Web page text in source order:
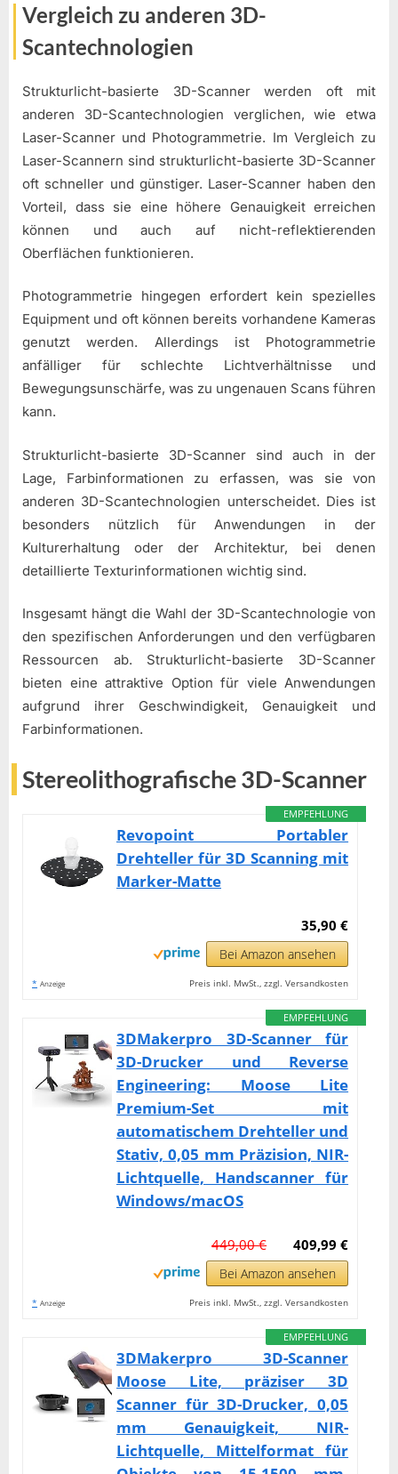
Vergleich zu anderen 3D-
Scantechnologien
Strukturlicht-basierte 3D-Scanner werden oft mit
anderen 3D-Scantechnologien verglichen, wie etwa
Laser-Scanner und Photogrammetrie. Im Vergleich zu
Laser-Scannern sind strukturlicht-basierte 3D-Scanner
oft schneller und günstiger. Laser-Scanner haben den
Vorteil, dass sie eine höhere Genauigkeit erreichen
können und auch auf nicht-reflektierenden
Oberflächen funktionieren.
Photogrammetrie hingegen erfordert kein spezielles
Equipment und oft können bereits vorhandene Kameras
genutzt werden. Allerdings ist Photogrammetrie
anfälliger für schlechte Lichtverhältnisse und
Bewegungsunschärfe, was zu ungenauen Scans führen
kann.
Strukturlicht-basierte 3D-Scanner sind auch in der
Lage, Farbinformationen zu erfassen, was sie von
anderen 3D-Scantechnologien unterscheidet. Dies ist
besonders nützlich für Anwendungen in der
Kulturerhaltung oder der Architektur, bei denen
detaillierte Texturinformationen wichtig sind.
Insgesamt hängt die Wahl der 3D-Scantechnologie von
den spezifischen Anforderungen und den verfügbaren
Ressourcen ab. Strukturlicht-basierte 3D-Scanner
bieten eine attraktive Option für viele Anwendungen
aufgrund ihrer Geschwindigkeit, Genauigkeit und
Farbinformationen.
Stereolithografische 3D-Scanner
EMPFEHLUNG
Revopoint Portabler
Drehteller für 3D Scanning mit
Marker-Matte
35,90 €
Bei Amazon ansehen
* Anzeige Preis inkl. MwSt., zzgl. Versandkosten
EMPFEHLUNG
3DMakerpro 3D-Scanner für
3D-Drucker und Reverse
Engineering: Moose Lite
Premium-Set mit
automatischem Drehteller und
Stativ, 0,05 mm Präzision, NIR-
Lichtquelle, Handscanner für
Windows/macOS
409,99 €
449,00 €
Bei Amazon ansehen
* Anzeige Preis inkl. MwSt., zzgl. Versandkosten
EMPFEHLUNG
3DMakerpro 3D-Scanner
Moose Lite, präziser 3D
Scanner für 3D-Drucker, 0,05
mm Genauigkeit, NIR-
Lichtquelle, Mittelformat für